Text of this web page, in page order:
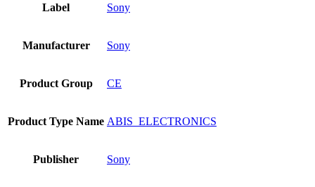
Label Sony
Manufacturer Sony
Product Group CE
Product Type Name ABIS_ELECTRONICS
Publisher Sony